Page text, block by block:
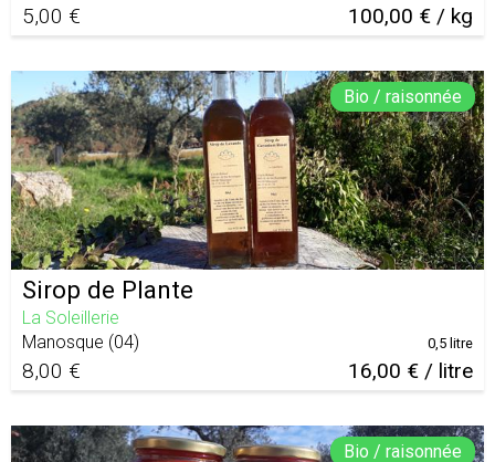
5,00 € 100,00 € / kg
Bio / raisonnée
Sirop de Plante
La Soleillerie
Manosque (04)
8,00 € 16,00 € / litre
0,5 litre
Bio / raisonnée